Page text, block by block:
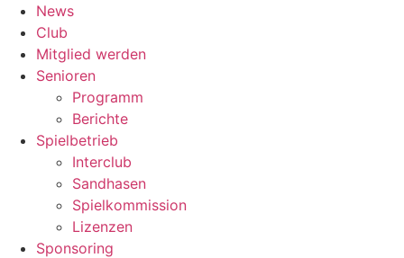
News
Club
Mitglied werden
Senioren
Programm
Berichte
Spielbetrieb
Interclub
Sandhasen
Spielkommission
Lizenzen
Sponsoring